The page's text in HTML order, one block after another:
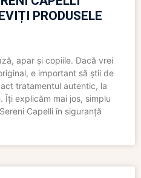
PRODUSELE
apar și copiile. Dacă vrei
e important să știi de
tratamentul autentic, la
Îți explicăm mai jos, simplu
Capelli în siguranță